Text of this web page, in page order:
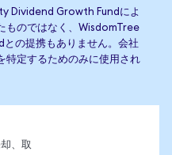
Dividend Growth Fundによ
ものではなく、WisdomTree
の提携もありません。会社
特定するためのみに使用され
、取